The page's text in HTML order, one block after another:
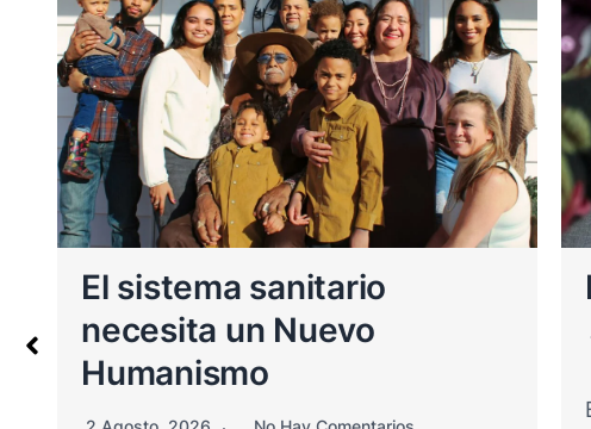
Los cuidados paliativos
13 Julio, 2026 No Hay Comentarios